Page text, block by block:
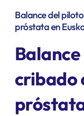
GRUPOS DE
SERVICIOS
Balance del
próstata en
cribado